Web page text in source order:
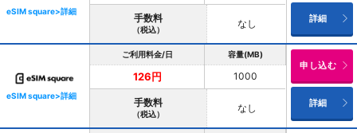
eSIM square>詳細
手数料
（税込） なし 詳細
eSIM square>詳細
ご利用料金/日 容量(MB)
126円 1000
手数料
（税込） なし
申し込む
詳細